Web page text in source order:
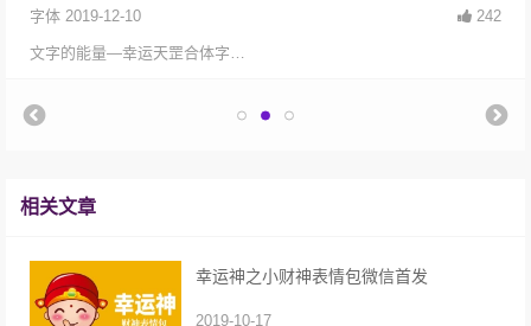
字体 2019-12-10 242
文字的能量—幸运天罡合体字…
相关文章
幸运神之小财神表情包微信首发
2019-10-17